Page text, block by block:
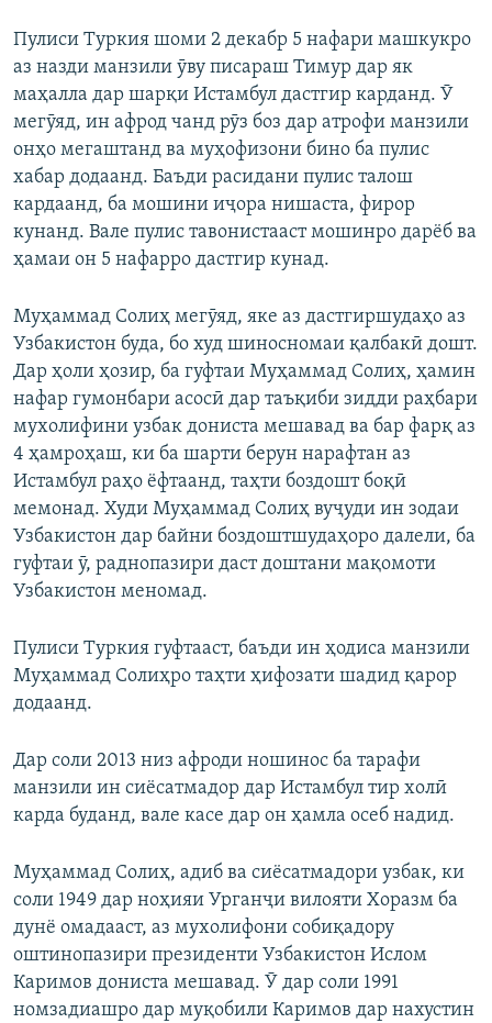
Пулиси Туркия шоми 2 декабр 5 нафари машкукро
аз назди манзили ӯву писараш Тимур дар як
маҳалла дар шарқи Истамбул дастгир карданд. Ӯ
мегӯяд, ин афрод чанд рӯз боз дар атрофи манзили
онҳо мегаштанд ва муҳофизони бино ба пулис
хабар додаанд. Баъди расидани пулис талош
кардаанд, ба мошини иҷора нишаста, фирор
кунанд. Вале пулис тавонистааст мошинро дарёб ва
ҳамаи он 5 нафарро дастгир кунад.
Муҳаммад Солиҳ мегӯяд, яке аз дастгиршудаҳо аз
Узбакистон буда, бо худ шиносномаи қалбакӣ дошт.
Дар ҳоли ҳозир, ба гуфтаи Муҳаммад Солиҳ, ҳамин
нафар гумонбари асосӣ дар таъқиби зидди раҳбари
мухолифини узбак дониста мешавад ва бар фарқ аз
4 ҳамроҳаш, ки ба шарти берун нарафтан аз
Истамбул раҳо ёфтаанд, таҳти боздошт боқӣ
мемонад. Худи Муҳаммад Солиҳ вуҷуди ин зодаи
Узбакистон дар байни боздоштшудаҳоро далели, ба
гуфтаи ӯ, раднопазири даст доштани мақомоти
Узбакистон меномад.
Пулиси Туркия гуфтааст, баъди ин ҳодиса манзили
Муҳаммад Солиҳро таҳти ҳифозати шадид қарор
додаанд.
Дар соли 2013 низ афроди ношинос ба тарафи
манзили ин сиёсатмадор дар Истамбул тир холӣ
карда буданд, вале касе дар он ҳамла осеб надид.
Муҳаммад Солиҳ, адиб ва сиёсатмадори узбак, ки
соли 1949 дар ноҳияи Урганҷи вилояти Хоразм ба
дунё омадааст, аз мухолифони собиқадору
оштинопазири президенти Узбакистон Ислом
Каримов дониста мешавад. Ӯ дар соли 1991
номзадиашро дар муқобили Каримов дар нахустин